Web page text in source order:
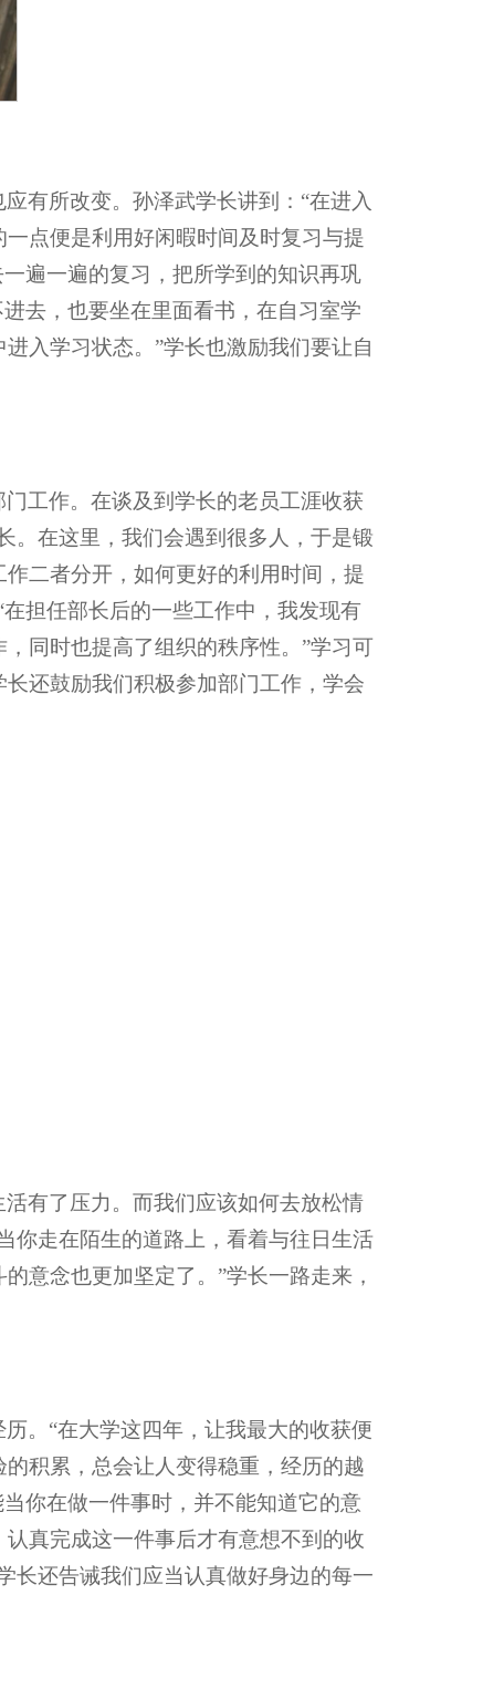
有所改变。孙泽武学长讲到：“在进入
点便是利用好闲暇时间及时复习与提
遍一遍的复习，把所学到的知识再巩
去，也要坐在里面看书，在自习室学
入学习状态。”学长也激励我们要让自
工作。在谈及到学长的老员工涯收获
。在这里，我们会遇到很多人，于是锻
二者分开，如何更好的利用时间，提
担任部长后的一些工作中，我发现有
同时也提高了组织的秩序性。”学习可
还鼓励我们积极参加部门工作，学会
有了压力。而我们应该如何去放松情
你走在陌生的道路上，看着与往日生活
意念也更加坚定了。”学长一路走来，
。“在大学这四年，让我最大的收获便
积累，总会让人变得稳重，经历的越
你在做一件事时，并不能知道它的意
真完成这一件事后才有意想不到的收
长还告诫我们应当认真做好身边的每一